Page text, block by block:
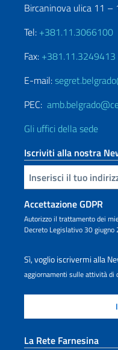
Bircaninova ulica 11 –
Tel: +381.11.3066100
Fax: +381.11.3249413
E-mail:
PEC:
Gli uffici della sede
Iscriviti alla nostra
Inserisci la tua email
Accettazione GDPR
Autorizzo il trattamento dei
Decreto Legislativo 30
Sì, voglio iscrivermi alla
aggiornamenti sulle attività di
La Rete Farnesina